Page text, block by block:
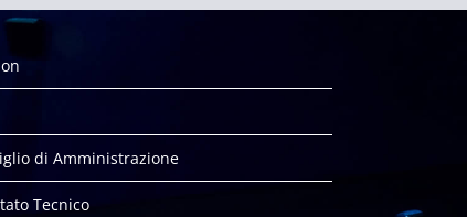
di Amministrazione
Tecnico